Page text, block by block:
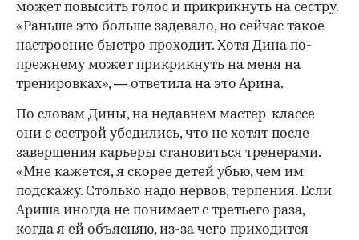
00:00 / 00:00
может повысить голос и прикрикнуть на сестру.
«Раньше это больше задевало, но сейчас такое
настроение быстро проходит. Хотя Дина по-
прежнему может прикрикнуть на меня на
тренировках», — ответила на это Арина.
По словам Дины, на недавнем мастер-классе
они с сестрой убедились, что не хотят после
завершения карьеры становиться тренерами.
«Мне кажется, я скорее детей убью, чем им
подскажу. Столько надо нервов, терпения. Если
Ариша иногда не понимает с третьего раза,
когда я ей объясняю, из-за чего приходится